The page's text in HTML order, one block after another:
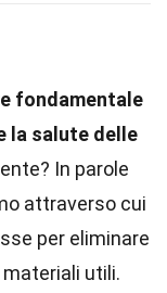
fondamentale
la salute delle
In parole
attraverso cui
per eliminare
utili.